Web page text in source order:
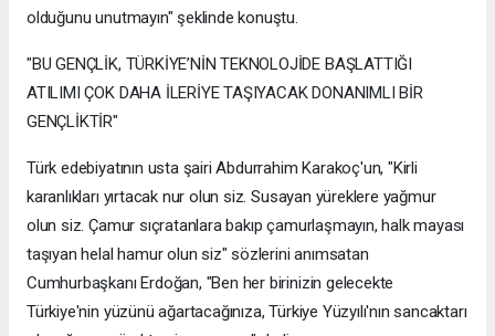
olduğunu unutmayın" şeklinde konuştu.
"BU GENÇLİK, TÜRKİYE’NİN TEKNOLOJİDE BAŞLATTIĞI
ATILIMI ÇOK DAHA İLERİYE TAŞIYACAK DONANIMLI BİR
GENÇLİKTİR"
Türk edebiyatının usta şairi Abdurrahim Karakoç'un, "Kirli
karanlıkları yırtacak nur olun siz. Susayan yüreklere yağmur
olun siz. Çamur sıçratanlara bakıp çamurlaşmayın, halk mayası
taşıyan helal hamur olun siz" sözlerini anımsatan
Cumhurbaşkanı Erdoğan, "Ben her birinizin gelecekte
Türkiye'nin yüzünü ağartacağınıza, Türkiye Yüzyılı'nın sancaktarı